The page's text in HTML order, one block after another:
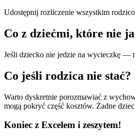
Udostępnij rozliczenie wszystkim
Co z dziećmi, które nie
Jeśli dziecko nie jedzie na wycieczkę —
Co jeśli rodzica nie stać?
Warto dyskretnie porozmawiać z
mogą pokryć część kosztów. Żadne
Koniec z Excelem i zeszytem!